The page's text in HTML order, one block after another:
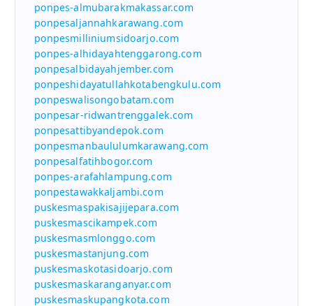
ponpes-almubarakmakassar.com
ponpesaljannahkarawang.com
ponpesmilliniumsidoarjo.com
ponpes-alhidayahtenggarong.com
ponpesalbidayahjember.com
ponpeshidayatullahkotabengkulu.com
ponpeswalisongobatam.com
ponpesar-ridwantrenggalek.com
ponpesattibyandepok.com
ponpesmanbaululumkarawang.com
ponpesalfatihbogor.com
ponpes-arafahlampung.com
ponpestawakkaljambi.com
puskesmaspakisajijepara.com
puskesmascikampek.com
puskesmasmlonggo.com
puskesmastanjung.com
puskesmaskotasidoarjo.com
puskesmaskaranganyar.com
puskesmaskupangkota.com